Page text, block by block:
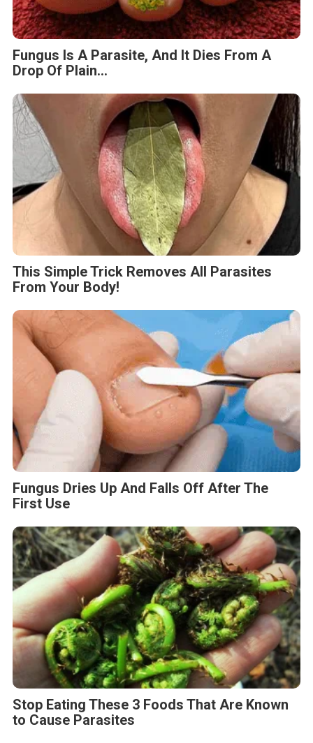
Fungus Is A Parasite, And It Dies From A
Drop Of Plain...
This Simple Trick Removes All Parasites
From Your Body!
Fungus Dries Up And Falls Off After The
First Use
Stop Eating These 3 Foods That Are Known
to Cause Parasites